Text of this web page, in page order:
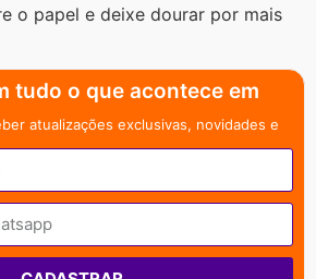
o papel e deixe dourar por mais
tudo o que acontece em
atualizações exclusivas, novidades e